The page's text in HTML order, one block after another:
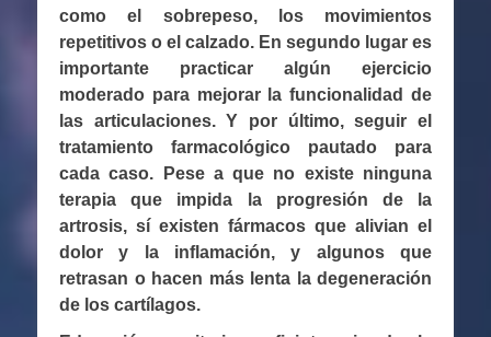
como el sobrepeso, los movimientos
repetitivos o el calzado. En segundo lugar es
importante practicar algún ejercicio
moderado para mejorar la funcionalidad de
las articulaciones. Y por último, seguir el
tratamiento farmacológico pautado para
cada caso. Pese a que no existe ninguna
terapia que impida la progresión de la
artrosis, sí existen fármacos que alivian el
dolor y la inflamación, y algunos que
retrasan o hacen más lenta la degeneración
de los cartílagos.